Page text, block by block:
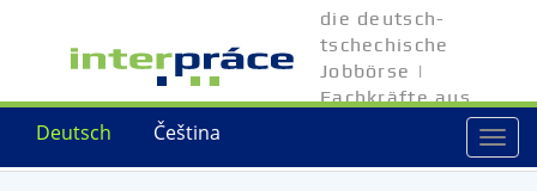
Čeština
Deutsch
die deutsch-
tschechische
Jobbörse |
Fachkräfte aus
Tschechien